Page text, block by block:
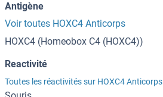
Antigène
Voir toutes HOXC4 Anticorps
HOXC4 (Homeobox C4 (HOXC4))
Reactivité
Toutes les réactivités sur HOXC4 Anticorps